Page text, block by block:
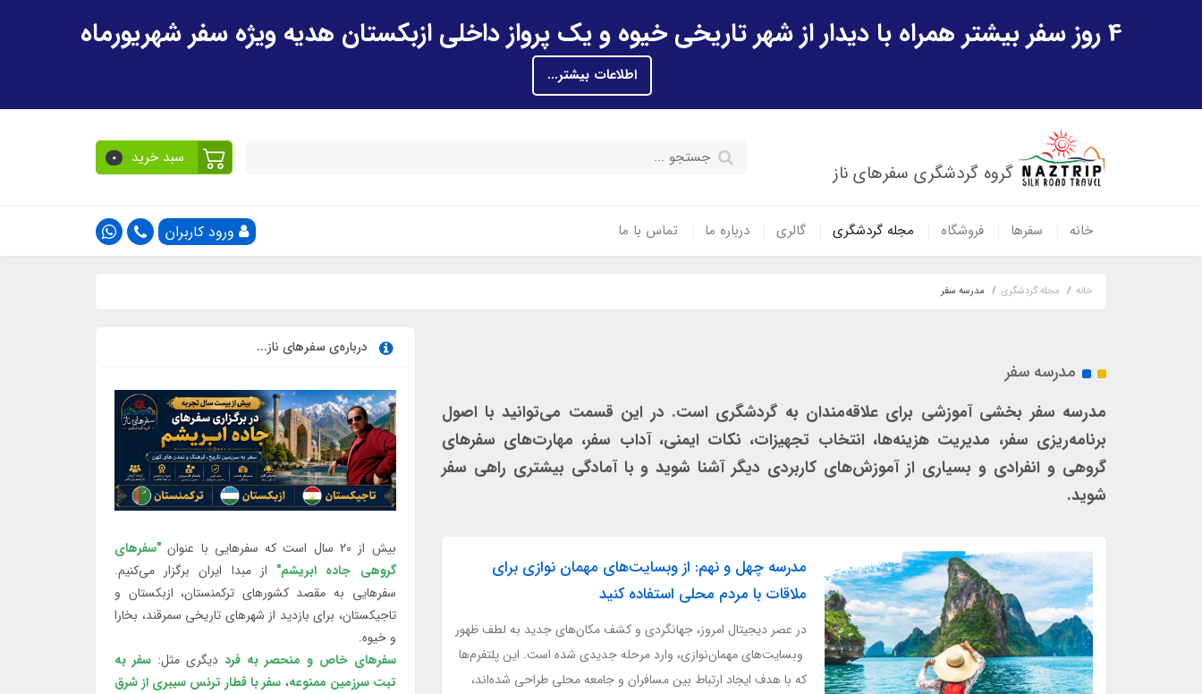
4 روز سفر بیشتر همراه با دیدار از شهر تاریخی خیوه و یک پرواز داخلی ازبکستان هدیه ویژه سفر شهریورماه
اطلاعات بیشتر...
گروه گردشگری سفرهای ناز
سبد خرید 0
خانه سفرها فروشگاه مجله گردشگری گالری درباره ما تماس با ما ورود کاربران
خانه مجله گردشگری مدرسه سفر
مدرسه سفر
مدرسه سفر بخشی آموزشی برای علاقه‌مندان به گردشگری است. در این قسمت می‌توانید با اصول
برنامه‌ریزی سفر، مدیریت هزینه‌ها، انتخاب تجهیزات، نکات ایمنی، آداب سفر، مهارت‌های سفرهای
گروهی و انفرادی و بسیاری از آموزش‌های کاربردی دیگر آشنا شوید و با آمادگی بیشتری راهی سفر
شوید.
مدرسه چهل و نهم: از وبسایت‌های مهمان نوازی برای
ملاقات با مردم محلی استفاده کنید
در عصر دیجیتال امروز، جهانگردی و کشف مکان‌های جدید به لطف ظهور
وبسایت‌های مهمان‌نوازی، وارد مرحله جدیدی شده است. این پلتفرم‌ها
که با هدف ایجاد ارتباط بین مسافران و جامعه محلی طراحی شده‌اند،
درباره‌ی سفرهای ناز...
بیش از 20 سال است که سفرهایی با عنوان
"سفرهای
گروهی جاده ابریشم" از مبدا ایران برگزار می‌کنیم.
سفرهایی به مقصد کشورهای ترکمنستان، ازبکستان و
تاجیکستان، برای بازدید از شهرهای تاریخی سمرقند، بخارا
و خیوه.
سفرهای خاص و منحصر به فرددیگری مثل:سفر به
تبت سرزمین ممنوعه، سفر با قطار ترنس سیبری از شرق